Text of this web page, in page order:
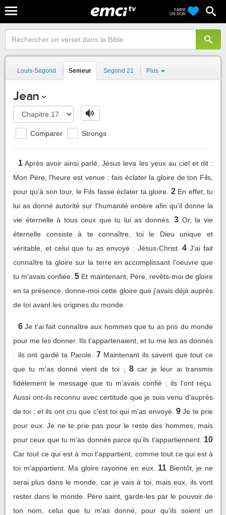
FAIRE
UN DON
Louis-Segond Semeur Segond 21 Plus
Jean
Comparer Strongs
1 Après avoir ainsi parlé, Jésus leva les yeux au ciel et dit :
Mon Père, l'heure est venue : fais éclater la gloire de ton Fils,
pour qu'à son tour, le Fils fasse éclater ta gloire. 2 En effet, tu
lui as donné autorité sur l'humanité entière afin qu'il donne la
vie éternelle à tous ceux que tu lui as donnés.
3 Or, la vie
éternelle consiste à te connaître, toi le Dieu unique et
véritable, et celui que tu as envoyé : Jésus-Christ. 4 J'ai fait
connaître ta gloire sur la terre en accomplissant l'oeuvre que
tu m'avais confiée. 5 Et maintenant, Père, revêts-moi de gloire
en ta présence, donne-moi cette gloire que j'avais déjà auprès
de toi avant les origines du monde.
6 Je t'ai fait connaître aux hommes que tu as pris du monde
pour me les donner. Ils t'appartenaient, et tu me les as donnés
: ils ont gardé ta Parole.
7 Maintenant ils savent que tout ce
que tu m'as donné vient de toi ; 8 car je leur ai transmis
fidèlement le message que tu m'avais confié ; ils l'ont reçu.
Aussi ont-ils reconnu avec certitude que je suis venu d'auprès
de toi ; et ils ont cru que c'est toi qui m'as envoyé. 9 Je te prie
pour eux. Je ne te prie pas pour le reste des hommes, mais
pour ceux que tu m'as donnés parce qu'ils t'appartiennent. 10
Car tout ce qui est à moi t'appartient, comme tout ce qui est à
toi m'appartient. Ma gloire rayonne en eux.
11 Bientôt, je ne
serai plus dans le monde, car je vais à toi, mais eux, ils vont
rester dans le monde. Père saint, garde-les par le pouvoir de
ton nom, celui que tu m'as donné, pour qu'ils soient un